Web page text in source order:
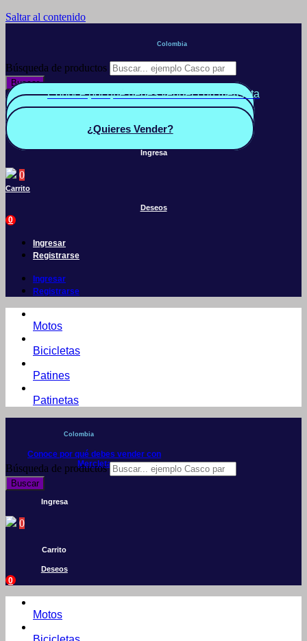
Saltar al contenido
Colombia
Búsqueda de productos
Buscar
Conoce por qué debes vender con mercleta
Quiero Vender
¿Quieres Vender?
Ingresa
0
Carrito
Deseos
0
Ingresar
Registrarse
Ingresar
Registrarse
Motos
Bicicletas
Patines
Patinetas
Colombia
Conoce por qué debes vender con
Mercleta
Búsqueda de productos
Buscar
Ingresa
0
Carrito
Deseos
0
Motos